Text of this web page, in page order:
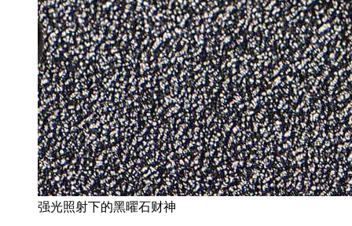
强光照射下的黑曜石财神